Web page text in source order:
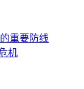
重要防线
机